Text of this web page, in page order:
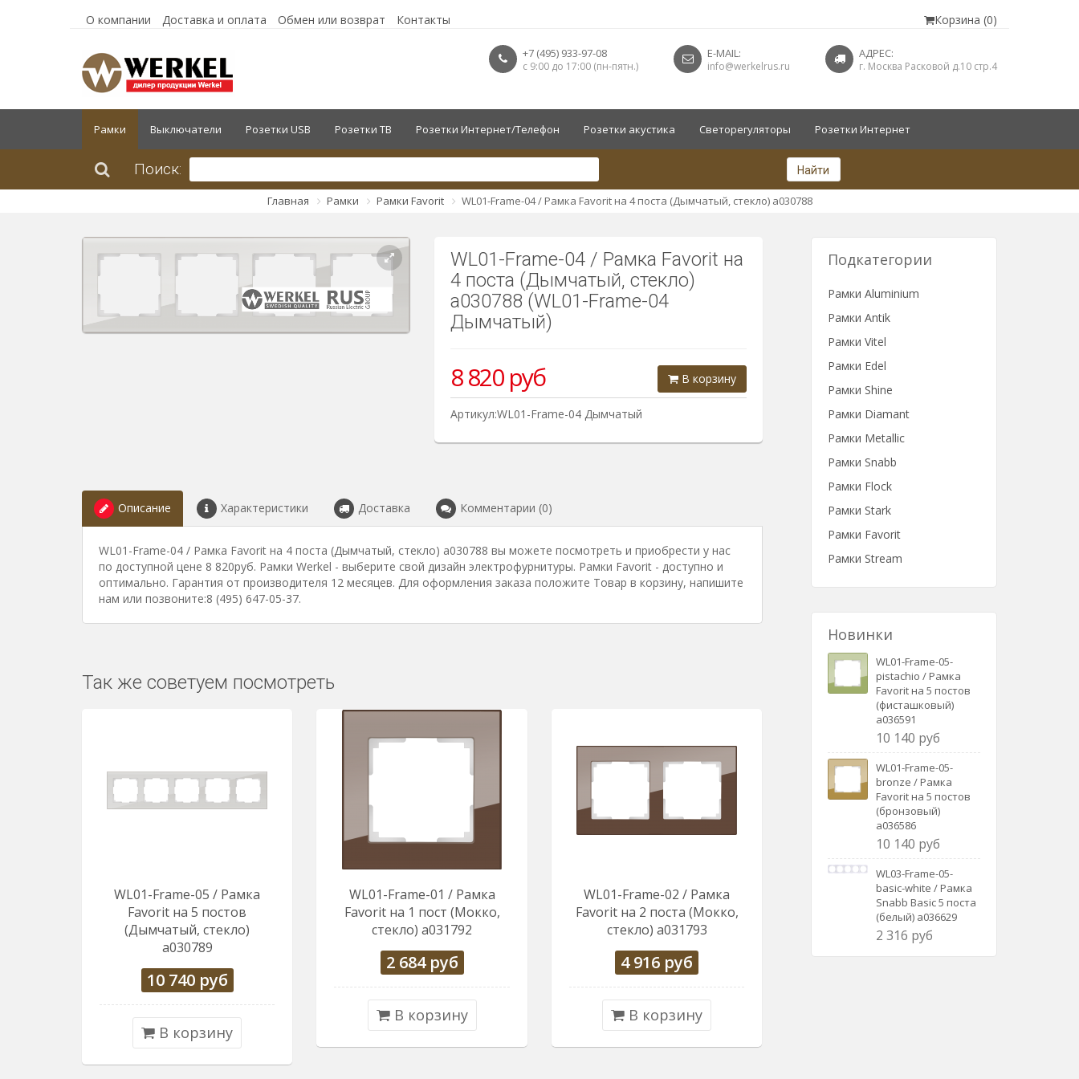
О компании Доставка и оплата Обмен или возврат Контакты Корзина (0)
+7 (495) 933-97-08
с 9:00 до 17:00 (пн-пятн.)
E-MAIL:
info@werkelrus.ru
АДРЕС:
г. Москва Расковой д.10 стр.4
Рамки Выключатели Розетки USB Розетки ТВ Розетки Интернет/Телефон Розетки акустика Светорегуляторы Розетки Интернет
Поиск: Найти
Главная Рамки Рамки Favorit WL01-Frame-04 / Рамка Favorit на 4 поста (Дымчатый, стекло) a030788
WL01-Frame-04 / Рамка Favorit на
4 поста (Дымчатый, стекло)
a030788 (WL01-Frame-04
Дымчатый)
В корзину
8 820руб
Артикул:WL01-Frame-04 Дымчатый
Описание Характеристики Доставка Комментарии (0)
WL01-Frame-04 / Рамка Favorit на 4 поста (Дымчатый, стекло) a030788 вы можете посмотреть и приобрести у нас
по доступной цене 8 820руб. Рамки Werkel - выберите свой дизайн электрофурнитуры. Рамки Favorit - доступно и
оптимально. Гарантия от производителя 12 месяцев. Для оформления заказа положите Товар в корзину, напишите
нам или позвоните:8 (495) 647-05-37.
Так же советуем посмотреть
WL01-Frame-05 / Рамка
Favorit на 5 постов
(Дымчатый, стекло)
a030789
10 740руб
В корзину
WL01-Frame-01 / Рамка
Favorit на 1 пост (Мокко,
стекло) a031792
2 684руб
В корзину
WL01-Frame-02 / Рамка
Favorit на 2 поста (Мокко,
стекло) a031793
4 916 руб
В корзину
Подкатегории
Рамки Aluminium
Рамки Antik
Рамки Vitel
Рамки Edel
Рамки Shine
Рамки Diamant
Рамки Metallic
Рамки Snabb
Рамки Flock
Рамки Stark
Рамки Favorit
Рамки Stream
Новинки
WL01-Frame-05-
pistachio / Рамка
Favorit на 5 постов
(фисташковый)
a036591
10 140 руб
WL01-Frame-05-
bronze / Рамка
Favorit на 5 постов
(бронзовый)
a036586
10 140 руб
WL03-Frame-05-
basic-white / Рамка
Snabb Basic 5 поста
(белый) a036629
2 316 руб